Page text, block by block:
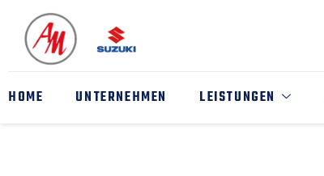
HOME UNTERNEHMEN LEISTUNGEN